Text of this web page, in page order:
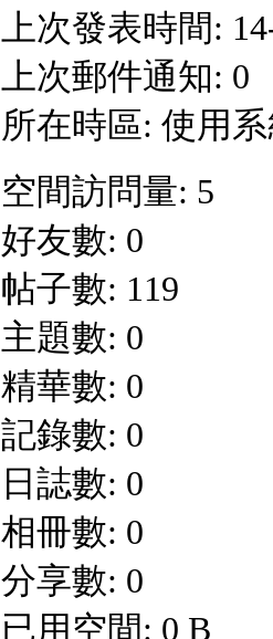
上次發表時間:
上次郵件通知: 0
所在時區: 使用
空間訪問量: 5
好友數: 0
帖子數: 119
主題數: 0
精華數: 0
記錄數: 0
日誌數: 0
相冊數: 0
分享數: 0
已用空間: 0 B